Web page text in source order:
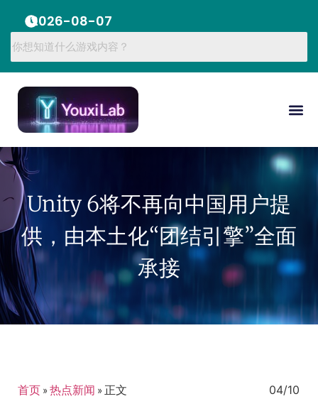
2026-08-07
Unity 6将不再向中国用户提
供，由本土化“团结引擎”全面
承接
首页 »热点新闻 » 正文
04/10